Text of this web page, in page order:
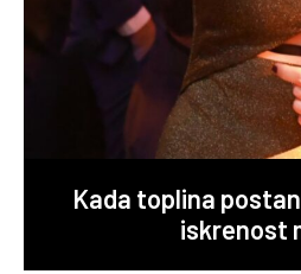
Kada toplina
iskrenost